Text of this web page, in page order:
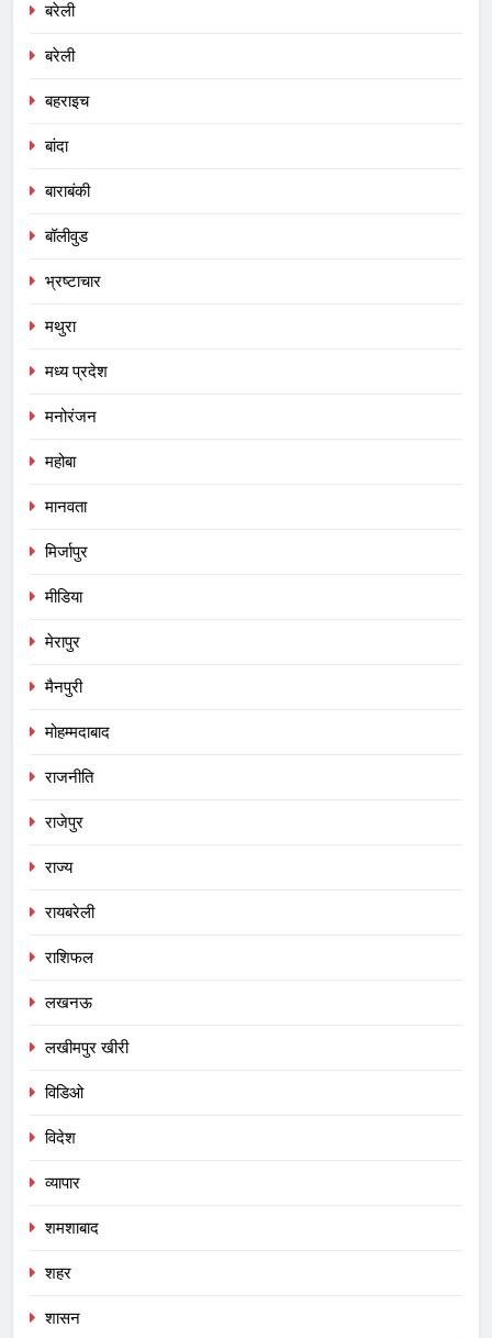
बरेली
बरेली
बहराइच
बांदा
बाराबंकी
बॉलीवुड
भ्रष्टाचार
मथुरा
मध्य प्रदेश
मनोरंजन
महोबा
मानवता
मिर्जापुर
मीडिया
मेरापुर
मैनपुरी
मोहम्मदाबाद
राजनीति
राजेपुर
राज्य
रायबरेली
राशिफल
लखनऊ
लखीमपुर खीरी
विडिओ
विदेश
व्यापार
शमशाबाद
शहर
शासन